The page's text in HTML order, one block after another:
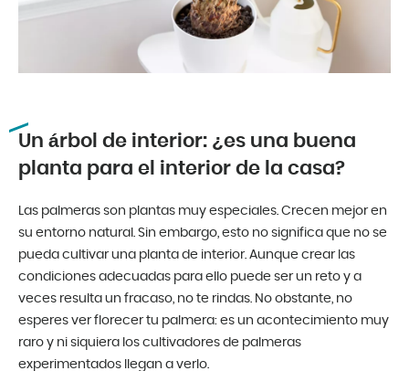
Un árbol de interior: ¿es una buena
planta para el interior de la casa?
Las palmeras son plantas muy especiales. Crecen mejor en
su entorno natural. Sin embargo, esto no significa que no se
pueda cultivar una planta de interior. Aunque crear las
condiciones adecuadas para ello puede ser un reto y a
veces resulta un fracaso, no te rindas. No obstante, no
esperes ver florecer tu palmera: es un acontecimiento muy
raro y ni siquiera los cultivadores de palmeras
experimentados llegan a verlo.